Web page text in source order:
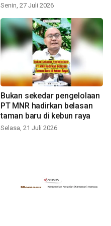
Senin, 27 Juli 2026
Bukan sekedar pengelolaan
PT MNR hadirkan belasan
taman baru di kebun raya
Selasa, 21 Juli 2026